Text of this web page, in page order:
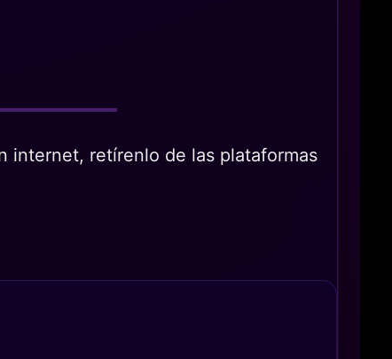
internet, retírenlo de las plataformas